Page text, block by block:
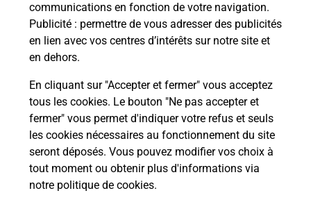
communications en fonction de votre navigation.
Publicité : permettre de vous adresser des publicités
en lien avec vos centres d’intérêts sur notre site et
en dehors.
En cliquant sur "Accepter et fermer" vous acceptez
tous les cookies. Le bouton "Ne pas accepter et
fermer" vous permet d'indiquer votre refus et seuls
les cookies nécessaires au fonctionnement du site
seront déposés. Vous pouvez modifier vos choix à
tout moment ou obtenir plus d'informations via
notre politique de cookies.
CONSIGNE PICKUP LA POSTE ST LO RP